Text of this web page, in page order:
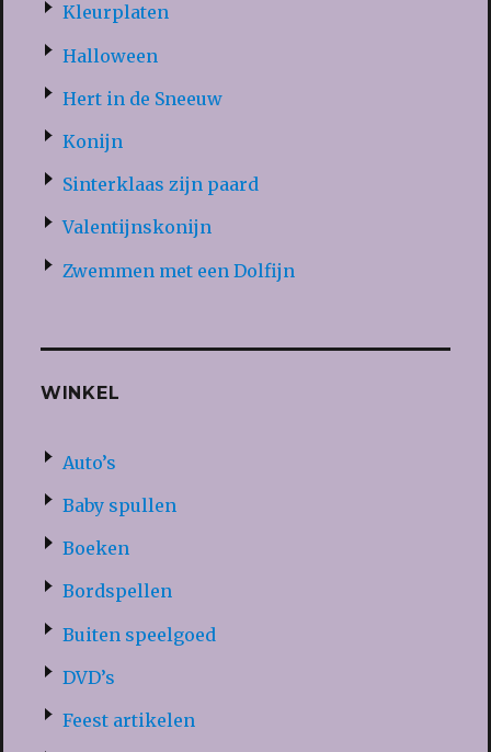
Kleurplaten
Halloween
Hert in de Sneeuw
Konijn
Sinterklaas zijn paard
Valentijnskonijn
Zwemmen met een Dolfijn
WINKEL
Auto’s
Baby spullen
Boeken
Bordspellen
Buiten speelgoed
DVD’s
Feest artikelen